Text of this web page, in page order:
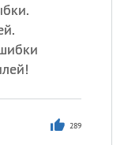
289